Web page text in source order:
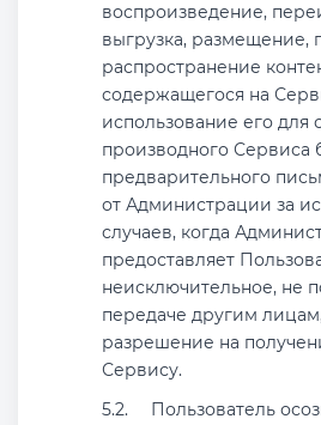
воспроизведение,
выгрузка, размещение,
распространение
содержащегося на
использование его для
производного Сервиса
предварительного
от Администрации за
случаев, когда
предоставляет
неисключительное, не
передаче другим
разрешение на
Сервису.
Пользователь